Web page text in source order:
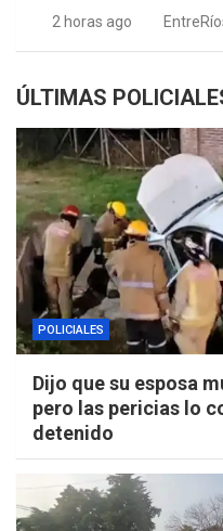
2 horas ago
ÚLTIMAS
POLICIALES
Dijo que su esposa
pero las pericias lo
detenido